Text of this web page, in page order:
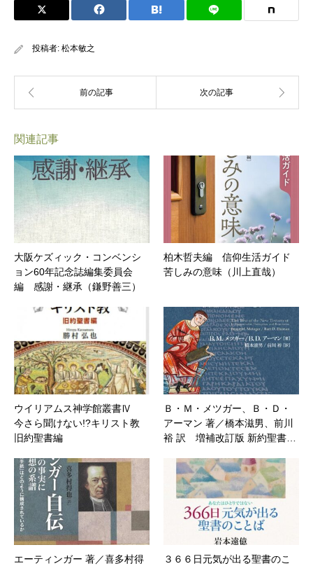
投稿者: 松本敏之
関連記事
大阪ケズィック・コンベンシ
ョン60年記念誌編集委員会
編 感謝・継承（鎌野善三）
柏木哲夫編 信仰生活ガイド
苦しみの意味（川上直哉）
ウイリアムス神学館叢書Ⅳ
今さら聞けない!?キリスト教
旧約聖書編
Ｂ・Ｍ・メツガー、Ｂ・Ｄ・
アーマン 著／橋本滋男、前川
裕 訳 増補改訂版 新約聖書…
エーティンガー 著／喜多村得
３６６日元気が出る聖書のこ